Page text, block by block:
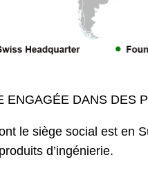
ENGAGÉE DANS DES
le siège social est en
d’ingénierie.